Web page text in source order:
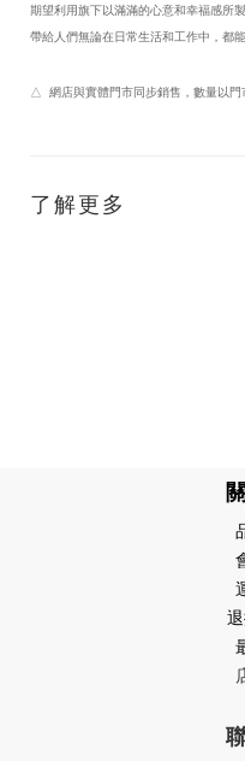
期望利用旗下以滿滿的心意和幸福感所
帶給人們無論在日常生活和工作中，都
△ 網店與實體門市同步銷售，數量以門
了解更多